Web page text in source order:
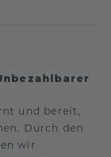
und bereit,
Durch den
wir